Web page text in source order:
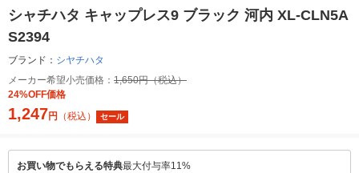
シャチハタ キャップレス9 ブラック 河内 XL-CLN5A
S2394
ブランド： シヤチハタ
メーカー希望小売価格： 1,650円（税込）
24%OFF価格
1,247円 （税込） セール
お買い物でもらえる特典最大付与率11%